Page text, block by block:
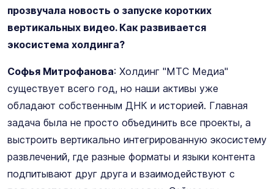
прозвучала новость о запуске коротких
вертикальных видео. Как развивается
экосистема холдинга?
Софья Митрофанова: Холдинг "МТС Медиа"
существует всего год, но наши активы уже
обладают собственным ДНК и историей. Главная
задача была не просто объединить все проекты, а
выстроить вертикально интегрированную экосистему
развлечений, где разные форматы и языки контента
подпитывают друг друга и взаимодействуют с